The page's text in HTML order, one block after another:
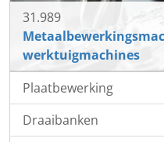
31.989
werktuigmachines
Plaatbewerking
Draaibanken